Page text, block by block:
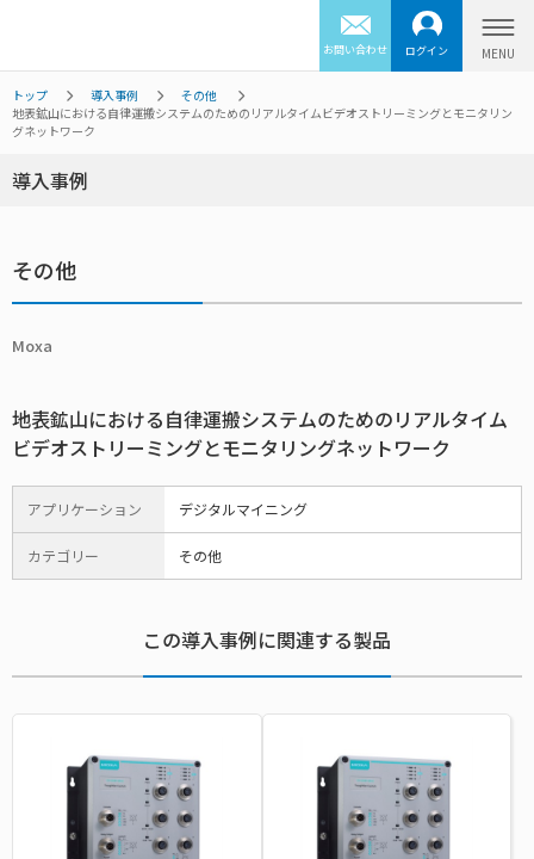
お問い合わせ ログイン
トップ 導入事例
その他
地表鉱山における自律運搬システムのためのリアルタイムビデオストリーミングとモニタリン
グネットワーク
導入事例
その他
Moxa
地表鉱山における自律運搬システムのためのリアルタイム
ビデオストリーミングとモニタリングネットワーク
アプリケーション デジタルマイニング
カテゴリー その他
この導入事例に関連する製品